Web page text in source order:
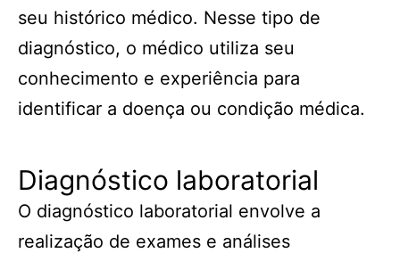
seu histórico médico. Nesse tipo de
diagnóstico, o médico utiliza seu
conhecimento e experiência para
identificar a doença ou condição médica.
Diagnóstico laboratorial
O diagnóstico laboratorial envolve a
realização de exames e análises